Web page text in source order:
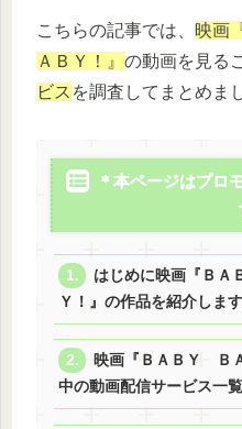
こちらの記事では、 映画
ＡＢＹ！』 の動画を見る
ビス を調査してまとめま
＊本ページはプロ
はじめに映画『Ｂ
Ｙ！』の作品を紹介します
映画『ＢＡＢＹ Ｂ
中の動画配信サービス一覧